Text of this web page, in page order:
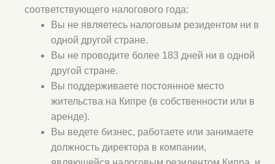
соответствующего налогового года:
Вы не являетесь налоговым резидентом ни в
одной другой стране.
Вы не проводите более 183 дней ни в одной
другой стране.
Вы поддерживаете постоянное место
жительства на Кипре (в собственности или в
аренде).
Вы ведете бизнес, работаете или занимаете
должность директора в компании,